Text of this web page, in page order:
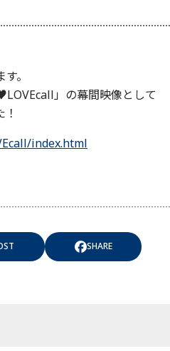
。
」の幕間映像として
index.html
SHARE